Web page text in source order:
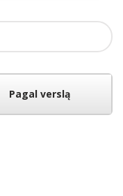
Pagal verslą